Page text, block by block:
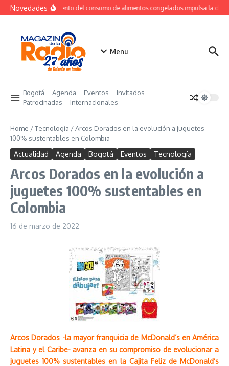
Saltar al contenido
NovedadesCrecimiento del consumo de alimentos congelados impulsa la
Menu
Bogotá Agenda Eventos
Invitados
Patrocinadas
Internacionales
Home /Tecnología /Arcos Dorados en la evolución a juguetes
100% sustentables en Colombia
Actualidad Agenda Bogotá Eventos Tecnología
Arcos Dorados en la evolución a
juguetes 100% sustentables en
Colombia
16 de marzo de 2022
Arcos Dorados -la mayor franquicia de McDonald’s en América
Latina y el Caribe- avanza en su compromiso de evolucionar a
juguetes 100% sustentables en la Cajita Feliz de McDonald’s